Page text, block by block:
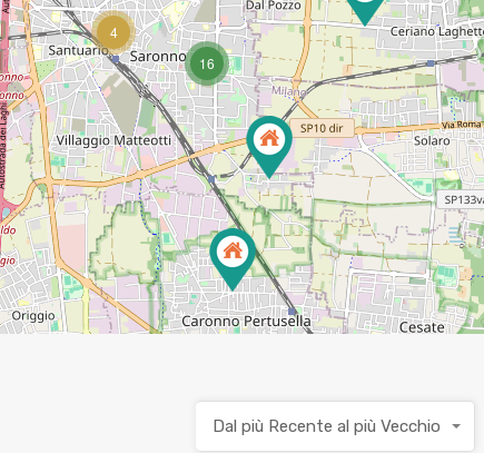
4
16
Dal più Recente al più Vecchio